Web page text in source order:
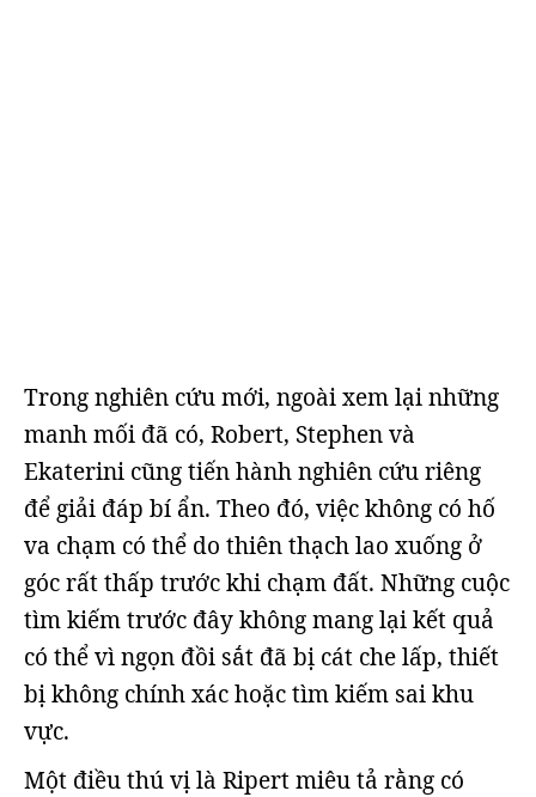
Trong nghiên cứu mới, ngoài xem lại những
manh mối đã có, Robert, Stephen và
Ekaterini cũng tiến hành nghiên cứu riêng
để giải đáp bí ẩn. Theo đó, việc không có hố
va chạm có thể do thiên thạch lao xuống ở
góc rất thấp trước khi chạm đất. Những cuộc
tìm kiếm trước đây không mang lại kết quả
có thể vì ngọn đồi sắt đã bị cát che lấp, thiết
bị không chính xác hoặc tìm kiếm sai khu
vực.
Một điều thú vị là Ripert miêu tả rằng có